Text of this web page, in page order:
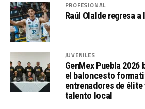
PROFESIONAL
Raúl Olalde regresa
JUVENILES
GenMex Puebla
el baloncesto
entrenadores de élite
talento local